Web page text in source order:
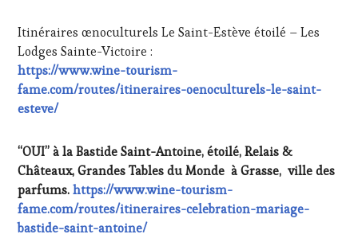
Itinéraires œnoculturels Le Saint-Estève étoilé – Les
Lodges Sainte-Victoire :
https://www.wine-tourism-
fame.com/routes/itineraires-oenoculturels-le-saint-
esteve/
“OUI” à la Bastide Saint-Antoine, étoilé, Relais &
Châteaux, Grandes Tables du Monde à Grasse, ville des
parfums. https://www.wine-tourism-
fame.com/routes/itineraires-celebration-mariage-
bastide-saint-antoine/